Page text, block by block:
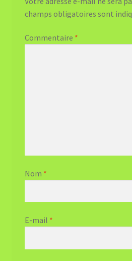
champs obligatoires sont
Commentaire *
Nom *
E-mail *